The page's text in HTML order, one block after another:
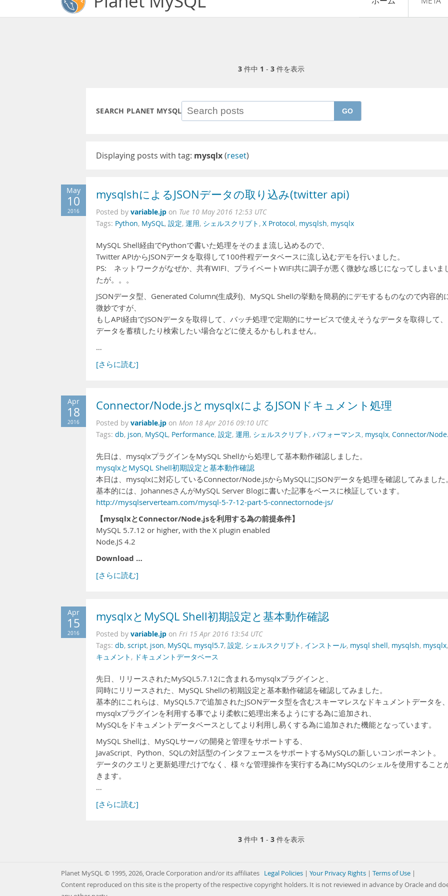
3件中 1 - 3件を表示
SEARCH PLANET MYSQL GO
Displaying posts with tag: mysqlx(reset)
May
10
2016
mysqlshによるJSONデータの取り込み(twitter api)
Posted by variable.jp on Tue 10 May 2016 12:53 UTC
Tags: Python, MySQL, 設定, 運用, シェルスクリプト , X Protocol, mysqlsh, mysqlx
MySQL Shell経由でPythonで書いた処理をそのまま流し込めるので、
Twitter APIからJSONデータを取得して100件程データベースに流し込むデモを行いました。
PS: ネットワークがなぜか、共有WIFI、プライベートWIFI共に調子が悪く微妙な感じになってしまいま
たが。。。
JSONデータ型、Generated Column(生成列)、MySQL Shellの挙動を簡易的にデモするものなので内容的
微妙ですが、
もしAPI経由でJSONデータを取得して、バッチ処理で定期的にサービスで使えそうなデータを取得して、
データを蓄積したり検索したい場合などに使えるかもしれません。
…
[さらに読む]
Apr
18
2016
Connector/Node.jsとmysqlxによるJSONドキュメント処理
Posted by variable.jp on Mon 18 Apr 2016 09:10 UTC
Tags: db, json, MySQL, Performance, 設定, 運用, シェルスクリプト , パフォーマンス, mysqlx, Connector/
先日は、mysqlxプラグインをMySQL Shellから処理して基本動作確認しました。
mysqlxとMySQL Shell初期設定と基本動作確認
本日は、mysqlxに対応しているConnector/Node.jsからMySQLにJSONデータを処理を確認してみました。
基本的には、JohannesさんがMySQL Server Blogに書いた記事をベースに検証しています。
http://mysqlserverteam.com/mysql-5-7-12-part-5-connectornode-js/
【mysqlxとConnector/Node.jsを利用する為の前提条件】
MySQL 5.7.12 or higher, with the X plugin enabled
Node.JS 4.2
Download …
[さらに読む]
Apr
15
2016
mysqlxとMySQL Shell初期設定と基本動作確認
Posted by variable.jp on Fri 15 Apr 2016 13:54 UTC
Tags: db, script, json, MySQL, mysql5.7, 設定, シェルスクリプト , インストール, mysql shell, mysqlsh, mysqlx,
キュメント , ドキュメントデータベース
先日、リリースされたMySQL5.7.12に含まれるmysqlxプラグインと、
同時にリリースされた、MySQL Shellの初期設定と基本動作確認を確認してみました。
基本的にこれらは、MySQL5.7で追加されたJSONデータ型を含むスキーマレスなドキュメントデータを、
mysqlxプラグインを利用する事でより柔軟に処理出来るようにする為に追加され、
MySQLをドキュメントデータベースとしてより利用し易くする為に追加された機能となっています。
MySQL Shellは、MySQLサーバの開発と管理をサポートする、
JavaScript、Python、SQLの対話型のインタフェースをサポートするMySQLの新しいコンポーネント。
データのクエリと更新処理だけでなく、様々な管理操作を実行する為にMySQLのシェルを使用すること
きます。
…
[さらに読む]
3件中 1 - 3件を表示
Planet MySQL © 1995, 2026, Oracle Corporation and/or its affiliates Legal Policies | Your Privacy Rights | Terms of Use |
Content reproduced on this site is the property of the respective copyright holders. It is not reviewed in advance by Oracle and